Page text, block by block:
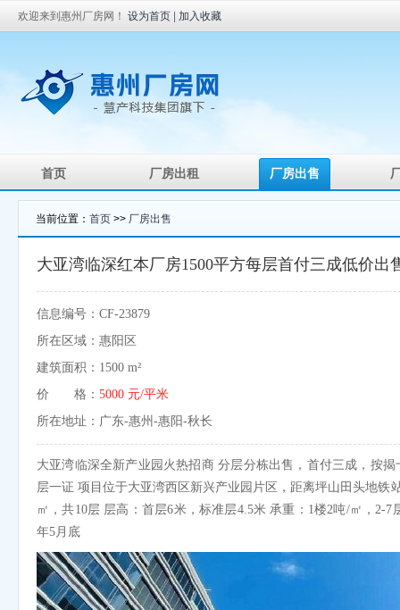
欢迎来到惠州厂房网！ 设为首页 加入收藏
首页 厂房出租 厂房出售
当前位置： 首页 >> 厂房出售
大亚湾临深红本厂房1500平方每层首付三成低价出
信息编号：CF-23879
所在区域：惠阳区
建筑面积：1500 m²
价 格： 5000 元/平米
所在地址：广东-惠州-惠阳-秋长
大亚湾临深全新产业园火热招商 分层分栋出售，首付三成，按
层一证 项目位于大亚湾西区新兴产业园片区，距离坪山田头地铁
㎡，共10层 层高：首层6米，标准层4.5米 承重：1楼2吨/㎡，2-
年5月底